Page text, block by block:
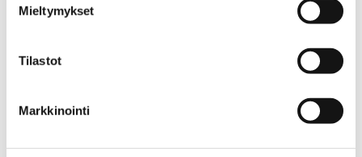
Mieltymykset
Tilastot
Markkinointi
tarkoitettuun sovellukseen kirjaudutaan Facebookin
kautta kertoen itsestä sekä mitä kieltä haluaa oppia
sopivat henkilöt. Kun ehdokkaista löytyy
mielenkiintoinen kielikaveri, niin häneen voi ottaa